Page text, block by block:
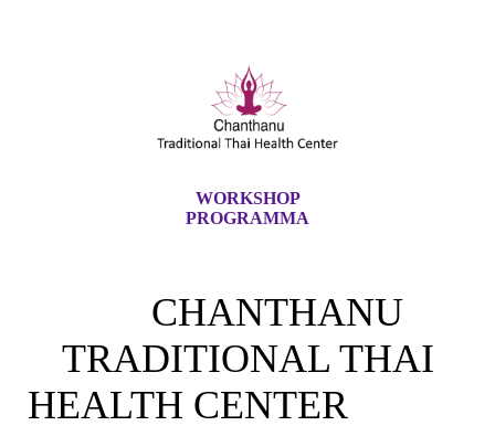
WORKSHOP
PROGRAMMA
CHANTHANU
TRADITIONAL THAI
HEALTH CENTER